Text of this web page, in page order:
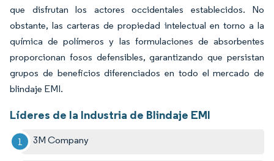
que disfrutan los actores occidentales establecidos. No
obstante, las carteras de propiedad intelectual en torno a la
química de polímeros y las formulaciones de absorbentes
proporcionan fosos defensibles, garantizando que persistan
grupos de beneficios diferenciados en todo el mercado de
blindaje EMI.
Líderes de la Industria de Blindaje EMI
3M Company